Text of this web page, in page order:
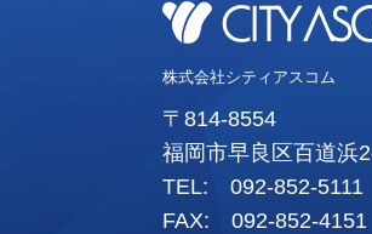
株式会社シティアスコム
〒814-8554
福岡市早良区百道浜
TEL: 092-852-5111
FAX: 092-852-4151